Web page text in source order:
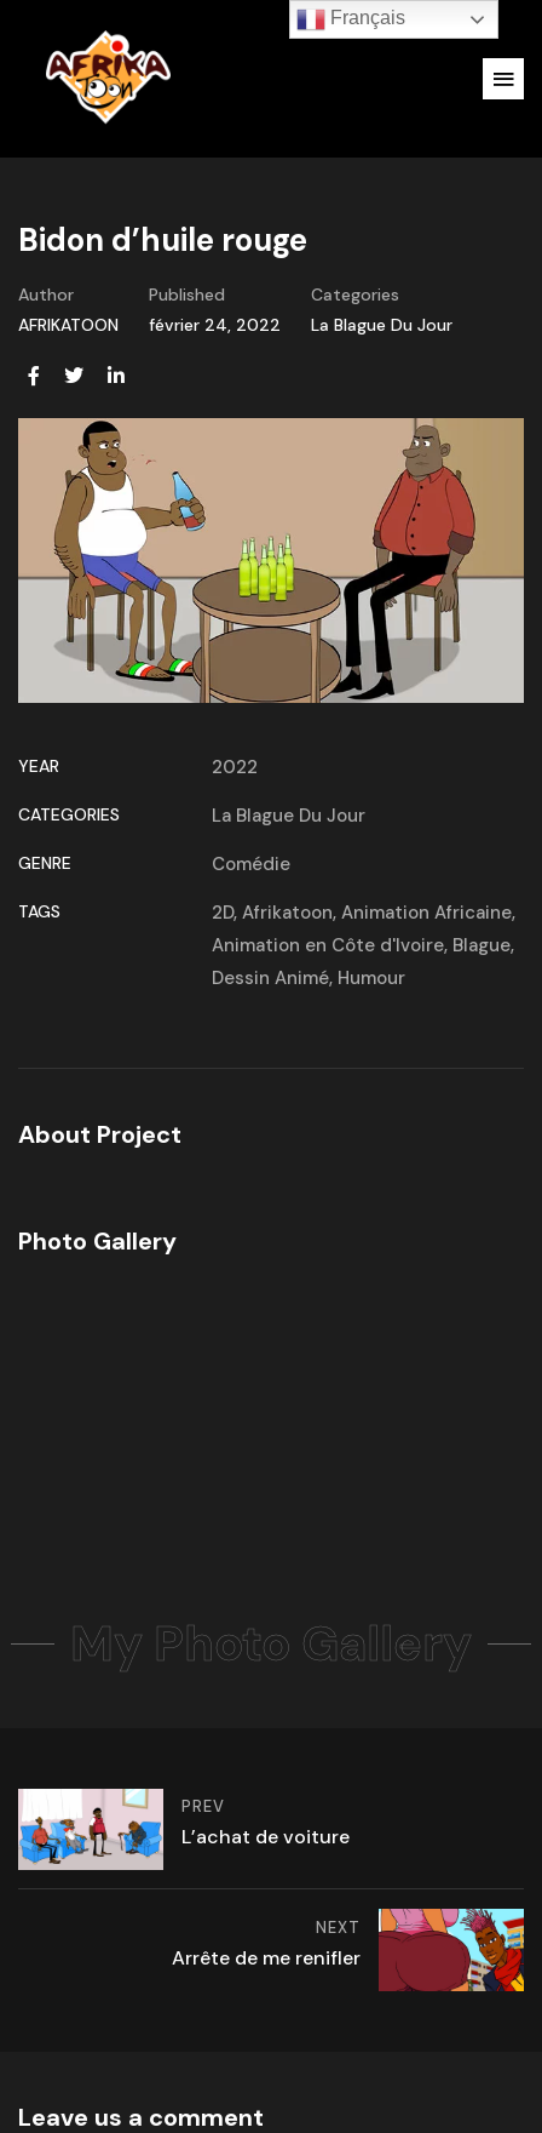
Bidon d’huile rouge
Author
AFRIKATOON
Published
février 24, 2022
Categories
La Blague Du Jour
YEAR 2022
CATEGORIES La Blague Du Jour
GENRE Comédie
TAGS 2D, Afrikatoon, Animation Africaine,
Animation en Côte d'Ivoire, Blague,
Dessin Animé, Humour
About Project
Photo Gallery
My Photo Gallery
PREV
L’achat de voiture
NEXT
Arrête de me renifler
Leave us a comment
Français